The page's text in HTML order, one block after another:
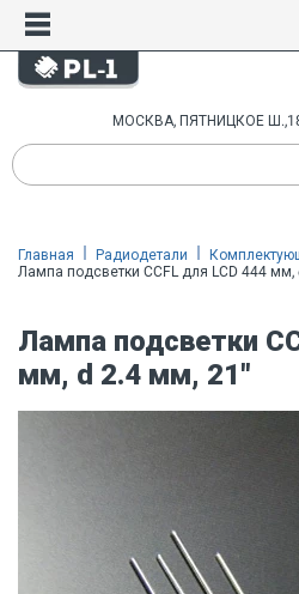
МОСКВА, ПЯТНИЦКОЕ
Главная Радиодетали
Лампа подсветки CCFL для LCD 444
Лампа подсветки
мм, d 2.4 мм, 21"